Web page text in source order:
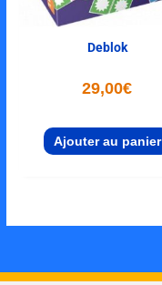
Deblok
29,00€
Ajouter au panier